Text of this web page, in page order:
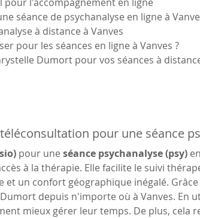
séance de psychanalyse en ligne à
à distance à Vanves
pour les séances en ligne à Vanves ?
Dumort pour vos séances à
pour une séance
pour une séance psychanalyse (psy)
à la thérapie. Elle facilite le suivi
et un confort géographique inégalé.
depuis n'importe où à Vanves. En
mieux gérer leur temps. De plus, cela